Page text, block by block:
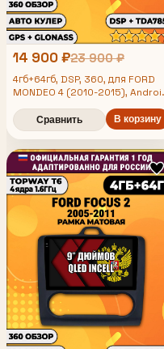
14 900 ₽23 900 ₽
4гб+64гб, DSP, 360, для FORD
MONDEO 4 (2010-2015),
магнитола с усилителем
TDA7851 без слота сим
Сравнить В корзину